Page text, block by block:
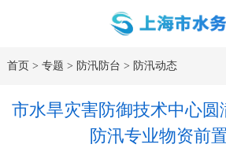
首页 > 专题 > 防汛防台 > 防汛动态
市水旱灾害防御技术中心圆
防汛专业物资前